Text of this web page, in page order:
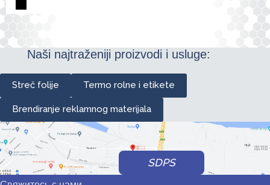
Naši najtraženiji proizvodi i usluge:
Streč folije Termo rolne i etikete
Brendiranje reklamnog materijala
SDPS